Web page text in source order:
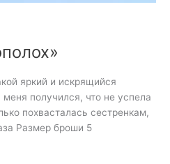
яркий и искрящийся
меня получился, что не успела
похвасталась сестренкам,
Размер броши 5